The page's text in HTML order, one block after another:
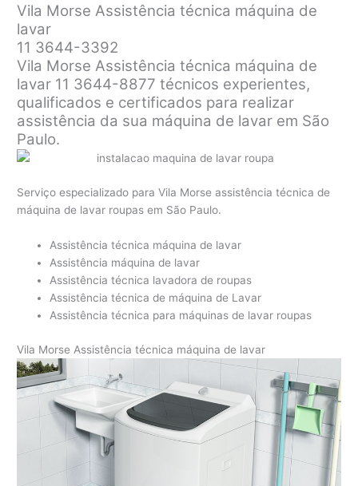
Vila Morse Assistência técnica máquina de
lavar
11 3644-3392
Vila Morse Assistência técnica máquina de
lavar 11 3644-8877 técnicos experientes,
qualificados e certificados para realizar
assistência da sua máquina de lavar em São
Paulo.
Serviço especializado para Vila Morse assistência técnica de
máquina de lavar roupas em São Paulo.
Assistência técnica máquina de lavar
Assistência máquina de lavar
Assistência técnica lavadora de roupas
Assistência técnica de máquina de Lavar
Assistência técnica para máquinas de lavar roupas
Vila Morse Assistência técnica máquina de lavar